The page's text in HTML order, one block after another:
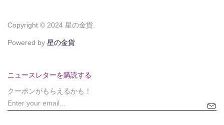
Copyright © 2024 星の金貨.
Powered by 星の金貨
ニュースレターを購読する
クーポンがもらえるかも！